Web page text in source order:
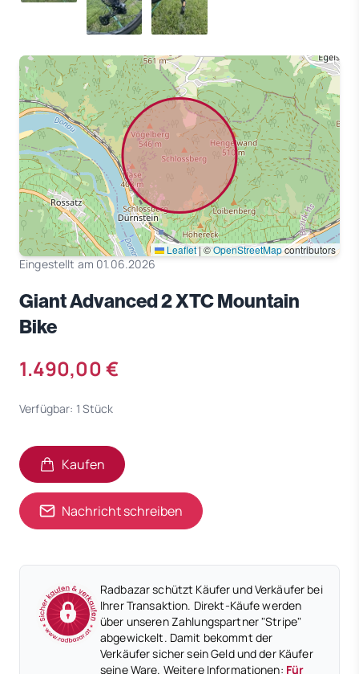
Leaflet | ©OpenStreetMapcontributors
Eingestellt am 01.06.2026
Giant Advanced 2 XTC Mountain
Bike
1.490,00 €
Verfügbar: 1 Stück
Kaufen
Nachricht schreiben
Radbazar schützt Käufer und Verkäufer bei
Ihrer Transaktion. Direkt-Käufe werden
über unseren Zahlungspartner "Stripe"
abgewickelt. Damit bekommt der
Verkäufer sicher sein Geld und der Käufer
seine Ware. Weitere Informationen: Für